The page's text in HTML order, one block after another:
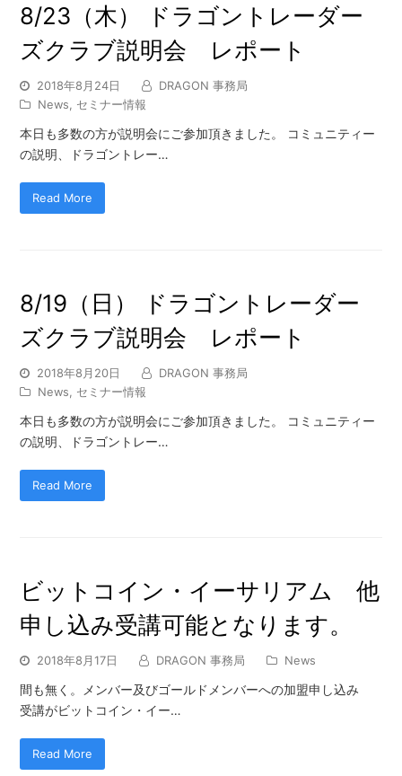
8/23（木） ドラゴントレーダー
ズクラブ説明会 レポート
2018年8月24日
DRAGON 事務局
News
セミナー情報
本日も多数の方が説明会にご参加頂きました。 コミュニティー
の説明、ドラゴントレー…
Read More
8/19（日） ドラゴントレーダー
ズクラブ説明会 レポート
2018年8月20日
DRAGON 事務局
News
セミナー情報
本日も多数の方が説明会にご参加頂きました。 コミュニティー
の説明、ドラゴントレー…
Read More
ビットコイン・イーサリアム 他
申し込み受講可能となります。
2018年8月17日 DRAGON 事務局 News
間も無く。メンバー及びゴールドメンバーへの加盟申し込み
受講がビットコイン・イー…
Read More